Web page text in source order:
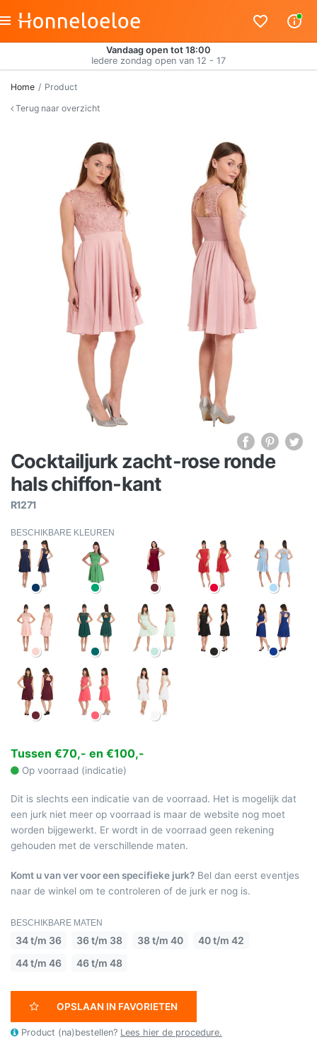
Vandaag open tot 18:00
Iedere zondag open van 12 - 17
Home
Product
Terug naar overzicht
Cocktailjurk zacht-rose ronde
hals chiffon-kant
R1271
BESCHIKBARE KLEUREN
Tussen €70,- en €100,-
Op voorraad (indicatie)
Dit is slechts een indicatie van de voorraad. Het is mogelijk dat
een jurk niet meer op voorraad is maar de website nog moet
worden bijgewerkt. Er wordt in de voorraad geen rekening
gehouden met de verschillende maten.
Komt u van ver voor een specifieke jurk? Bel dan eerst eventjes
naar de winkel om te controleren of de jurk er nog is.
BESCHIKBARE MATEN
34 t/m 36 36 t/m 38 38 t/m 40
40 t/m 42
44 t/m 46
46 t/m 48
OPSLAAN IN FAVORIETEN
Product (na)bestellen? Lees hier de procedure.